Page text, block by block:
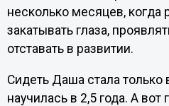
несколько месяцев, когда
закатывать глаза,
отставать в развитии.
Сидеть Даша стала только
научилась в 2,5 года. А